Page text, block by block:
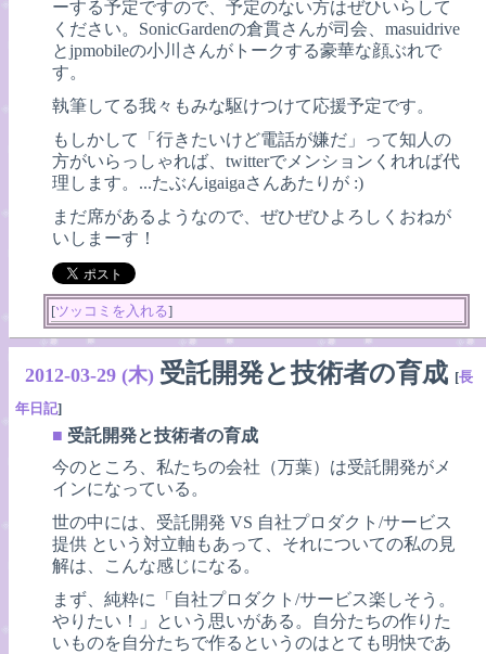
ーする予定ですので、予定のない方はぜひいらして
ください。SonicGardenの倉貫さんが司会、masuidrive
とjpmobileの小川さんがトークする豪華な顔ぶれで
す。
執筆してる我々もみな駆けつけて応援予定です。
もしかして「行きたいけど電話が嫌だ」って知人の
方がいらっしゃれば、twitterでメンションくれれば代
理します。...たぶんigaigaさんあたりが :)
まだ席があるようなので、ぜひぜひよろしくおねが
いしまーす！
[ツッコミを入れる]
2012-03-29 (木) 受託開発と技術者の育成 [長
年日記]
■ 受託開発と技術者の育成
今のところ、私たちの会社（万葉）は受託開発がメ
インになっている。
世の中には、受託開発 VS 自社プロダクト/サービス
提供 という対立軸もあって、それについての私の見
解は、こんな感じになる。
まず、純粋に「自社プロダクト/サービス楽しそう。
やりたい！」という思いがある。自分たちの作りた
いものを自分たちで作るというのはとても明快であ